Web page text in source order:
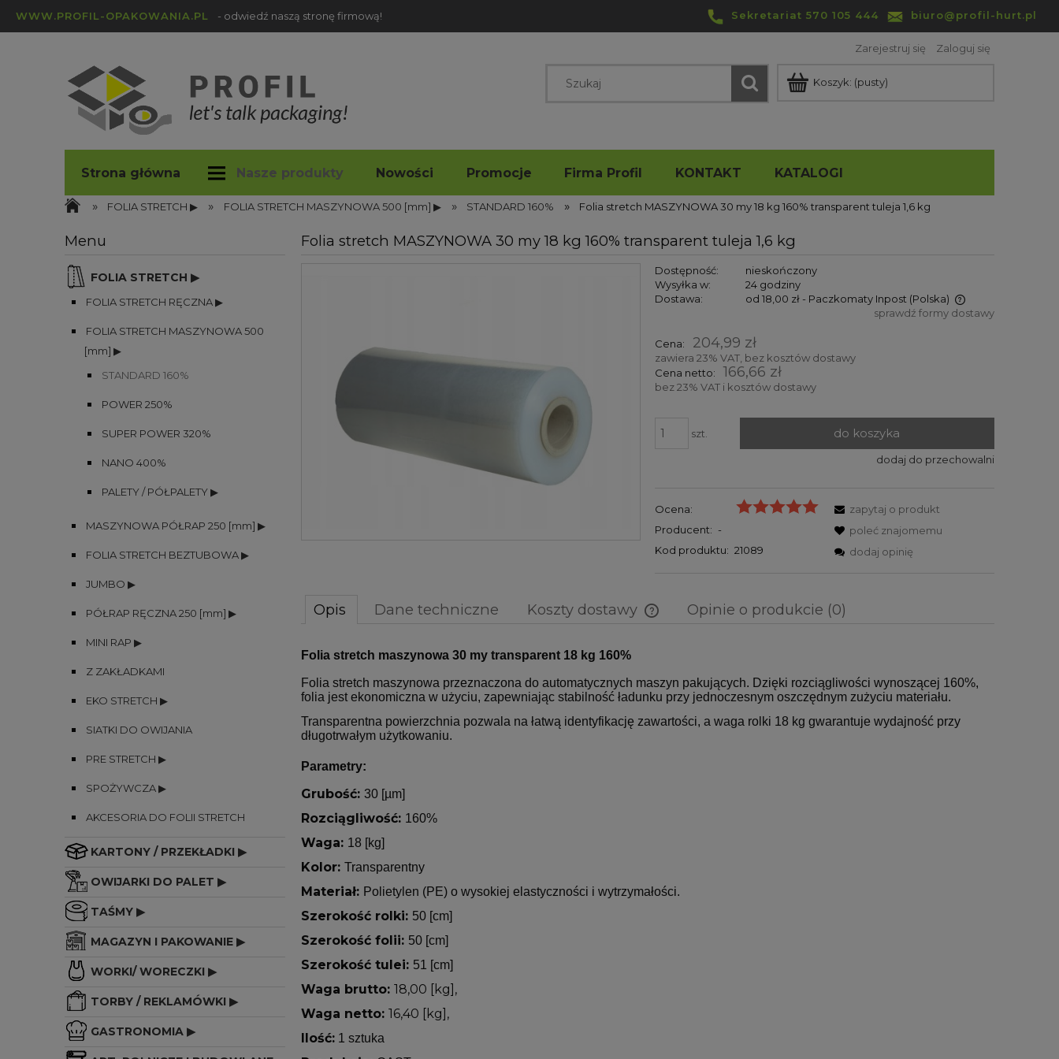
WWW.PROFIL-OPAKOWANIA.PL - odwiedź naszą stronę firmową! Sekretariat 570 105 444 biuro@profil-hurt.pl
Zarejestruj się Zaloguj się
Koszyk: (pusty)
Strona główna Nasze produkty Nowości Promocje Firma Profil KONTAKT KATALOGI
profil-opakowania.pl Blog
» FOLIA STRETCH ▶ » FOLIA STRETCH MASZYNOWA 500 [mm] ▶ » STANDARD 160% » Folia stretch MASZYNOWA 30 my 18 kg 160% transparent tuleja 1,6 kg
Menu
FOLIA STRETCH ▶
FOLIA STRETCH RĘCZNA ▶
FOLIA STRETCH MASZYNOWA 500
[mm] ▶
STANDARD 160%
POWER 250%
SUPER POWER 320%
NANO 400%
PALETY / PÓŁPALETY ▶
MASZYNOWA PÓŁRAP 250 [mm] ▶
FOLIA STRETCH BEZTUBOWA ▶
JUMBO ▶
PÓŁRAP RĘCZNA 250 [mm] ▶
MINI RAP ▶
Z ZAKŁADKAMI
EKO STRETCH ▶
SIATKI DO OWIJANIA
PRE STRETCH ▶
SPOŻYWCZA ▶
AKCESORIA DO FOLII STRETCH
KARTONY / PRZEKŁADKI ▶
OWIJARKI DO PALET ▶
TAŚMY ▶
MAGAZYN I PAKOWANIE ▶
WORKI/ WORECZKI ▶
TORBY / REKLAMÓWKI ▶
GASTRONOMIA ▶
Folia stretch MASZYNOWA 30 my 18 kg 160% transparent tuleja 1,6 kg
Dostępność:
nieskończony
Wysyłka w:
24 godziny
Dostawa:
od 18,00 zł - Paczkomaty Inpost (Polska)
kosztów płatności
sprawdź formy dostawy
Cena: 204,99 zł
zawiera 23% VAT, bez kosztów dostawy
Cena netto:
166,66 zł
bez 23% VAT i kosztów dostawy
szt. do koszyka
dodaj do przechowalni
Ocena:
Producent: -
Kod produktu: 21089
zapytaj o produkt
poleć znajomemu
dodaj opinię
Opis Dane techniczne Koszty dostawy Opinie o produkcie (0)
Folia stretch maszynowa 30 my transparent 18 kg 160%
Folia stretch maszynowa przeznaczona do automatycznych maszyn pakujących. Dzięki rozciągliwości wynoszącej 160%,
folia jest ekonomiczna w użyciu, zapewniając stabilność ładunku przy jednoczesnym oszczędnym zużyciu materiału.
Transparentna powierzchnia pozwala na łatwą identyfikację zawartości, a waga rolki 18 kg gwarantuje wydajność przy
długotrwałym użytkowaniu.
Parametry:
Grubość: 30 [µm]
Rozciągliwość: 160%
Waga: 18 [kg]
Kolor: Transparentny
Materiał: Polietylen (PE) o wysokiej elastyczności i wytrzymałości.
Szerokość rolki: 50 [cm]
Szerokość folii: 50 [cm]
Szerokość tulei: 51 [cm]
Waga brutto: 18,00 [kg],
Waga netto: 16,40 [kg],
Ilość: 1 sztuka